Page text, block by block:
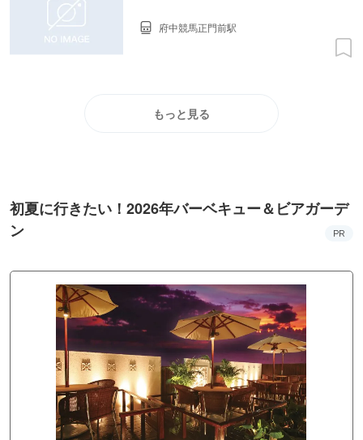
府中競馬正門前駅
もっと見る
初夏に行きたい！2026年バーベキュー＆ビアガーデ
ン
PR